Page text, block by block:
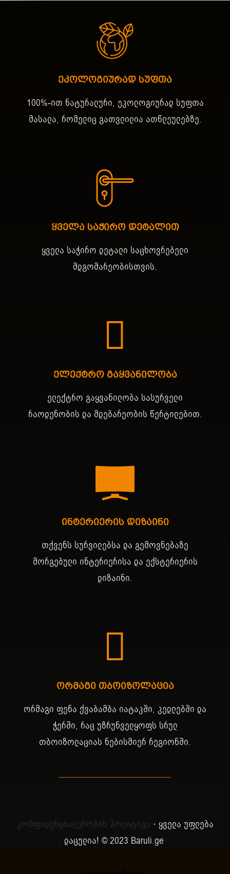
ეკოლოგიურად სუფთა
100%-ით ნატურალური, ეკოლოგიურად სუფთა
მასალა, რომელიც გათვლილია ათწლეულებზე.
ყველა საჭირო დეტალით
ყველა საჭირო დეტალი საცხოვრებელი
მდგომარეობისთვის.
ელექტრო გაყვანილობა
ელექტრო გაყვანილობა სასურველი
რაოდენობის და მდებარეობის წერტილებით.
ინტერიერის დიზაინი
თქვენს სურვილებსა და გემოვნებაზე
მორგებული ინტერიერისა და ექსტერიერის
დიზაინი.
ორმაგი თბოიზოლაცია
ორმაგი ფენა ქვაბამბა იატაკში, კედლებში და
ჭერში, რაც უზრუნველყოფს სრულ
თბოიზოლაციას ნებისმიერ რეგიონში.
კონფიდენციალურობის პოლიტიკა ⋅ ყველა უფლება
დაცულია! © 2023 Baruli.ge